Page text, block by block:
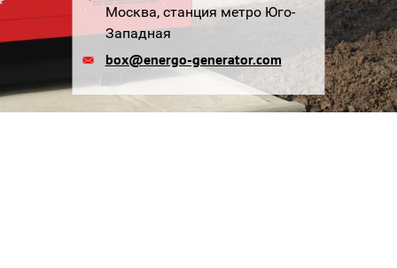
Москва, станция метро Юго-
Западная
box@energo-generator.com